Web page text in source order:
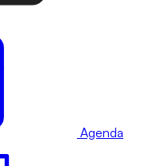
Agenda